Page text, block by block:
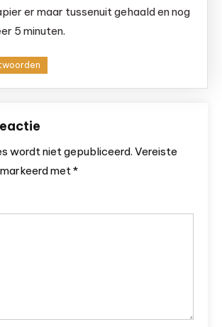
er maar tussenuit gehaald en nog
5 minuten.
wordt niet gepubliceerd. Vereiste
met *